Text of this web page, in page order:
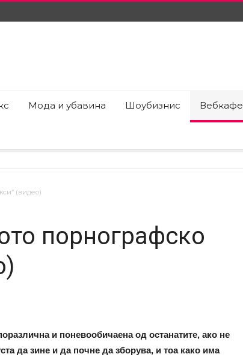
Мода и убавина Шоубизнис Вебкафе
(видео)
порнографско
и поневообичаена од останатите, ако не
да зине и да почне да зборува, и тоа како има